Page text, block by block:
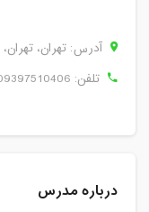
آدرس: تهران،
تلفن:
درباره مدرس